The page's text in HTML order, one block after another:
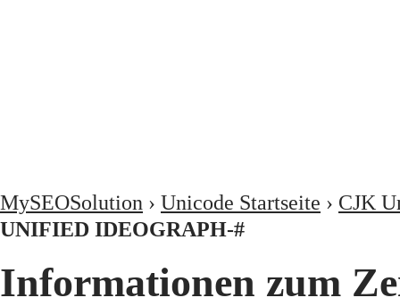
MySEOSolution › Unicode Startseite › CJK
UNIFIED IDEOGRAPH-#
Informationen zum